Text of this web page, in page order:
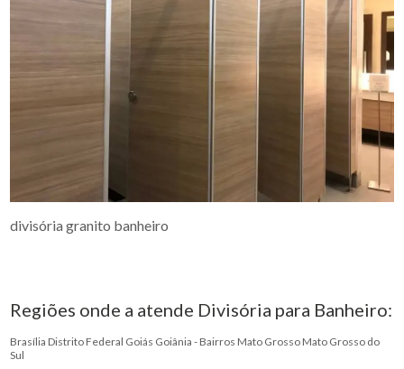
divisória granito banheiro
Regiões onde a atende Divisória para Banheiro:
Brasília Distrito Federal Goiás Goiânia - Bairros Mato Grosso Mato Grosso do
Sul